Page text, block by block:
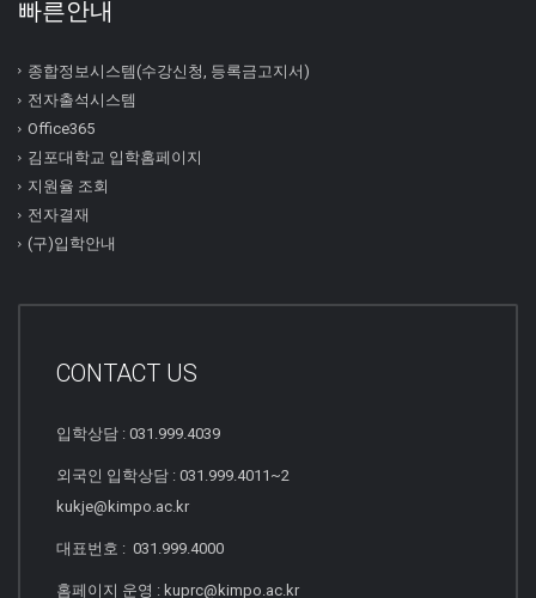
빠른안내
종합정보시스템(수강신청, 등록금고지서)
전자출석시스템
Office365
김포대학교 입학홈페이지
지원율 조회
전자결재
(구)입학안내
CONTACT US
입학상담 : 031.999.4039
외국인 입학상담 : 031.999.4011~2
kukje@kimpo.ac.kr
대표번호 : 031.999.4000
홈페이지 운영 : kuprc@kimpo.ac.kr